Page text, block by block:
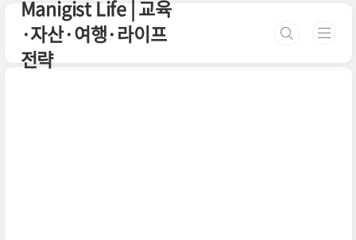
본문 바로가기
Manigist Life | 교육
·자산·여행·라이프
전략